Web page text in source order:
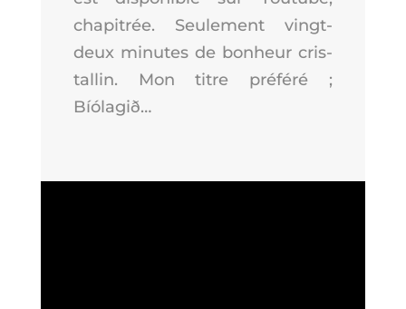
cha­pi­trée. Seule­ment vingt-
deux minutes de bon­heur cris­
tal­lin. Mon titre pré­fé­ré ;
Bíólagið…